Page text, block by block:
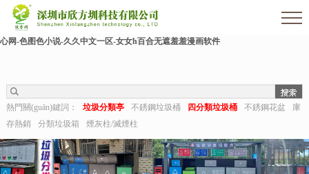
欧美伊人-麻豆精品一区二区三区-欧美日b视频-阿v天堂网-中文字幕第六页-狠狠干干-
国产h在线观看-国产嫩草视频-日日夜夜拍-亚洲第一视频网-毛片在线网站-五月婷婷开
心网-色图色小说-久久中文一区-女女h百合无遮羞羞漫画软件
熱門關(guān)鍵詞： 垃圾分類亭 不銹鋼垃圾桶 四分類垃圾桶 不銹鋼花盆
庫
存熱銷
分類垃圾箱 煙灰柱/滅煙柱